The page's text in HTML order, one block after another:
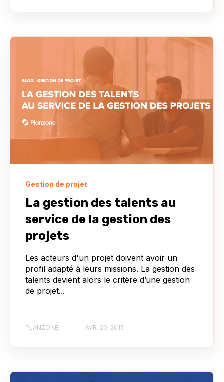
Gestion de projet
La gestion des talents au
service de la gestion des
projets
Les acteurs d'un projet doivent avoir un
profil adapté à leurs missions. La gestion des
talents devient alors le critère d’une gestion
de projet...
PLANZONE AVR. 20, 2015